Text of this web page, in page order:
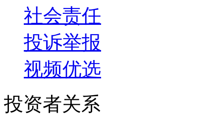
社会责任
投诉举报
视频优选
投资者关系